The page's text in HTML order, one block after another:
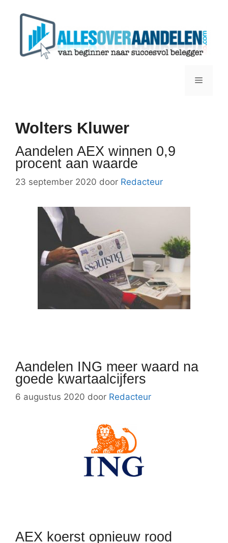
Menu
Wolters Kluwer
Aandelen AEX winnen 0,9
procent aan waarde
23 september 2020 door Redacteur
Aandelen ING meer waard na
goede kwartaalcijfers
6 augustus 2020 door Redacteur
AEX koerst opnieuw rood